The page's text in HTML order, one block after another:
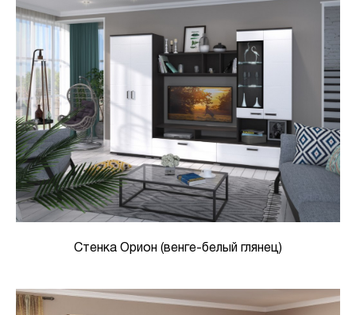
Стенка Орион (венге-белый глянец)